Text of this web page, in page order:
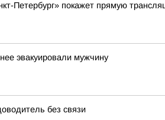
Петербург» покажет прямую
эвакуировали мужчину
без связи